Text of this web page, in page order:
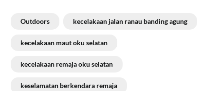
Outdoors kecelakaan jalan ranau banding agung
kecelakaan maut oku selatan
kecelakaan remaja oku selatan
keselamatan berkendara remaja